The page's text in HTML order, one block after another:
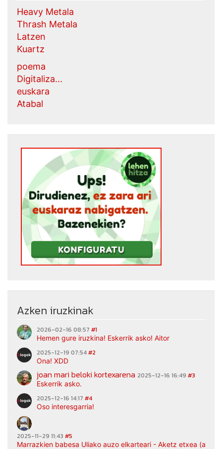
Heavy Metala
Thrash Metala
Latzen
Kuartz
poema
Digitaliza...
euskara
Atabal
Azken iruzkinak
2026-02-16 08:57 #1
Hemen gure iruzkina! Eskerrik asko! Aitor
2025-12-19 07:54#2
Ona! XDD
joan mari beloki kortexarena 2025-12-16 16:49 #3
Eskerrik asko.
2025-12-16 14:17 #4
Oso interesgarria!
2025-11-29 11:43 #5
Marrazkien babesa Uliako auzo elkarteari - Aketz etxea